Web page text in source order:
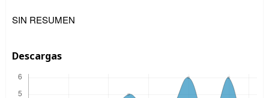
SIN RESUMEN
Descargas